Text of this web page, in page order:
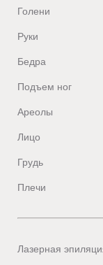
Голени
Руки
Бедра
Подъем ног
Ареолы
Лицо
Грудь
Плечи
Лазерная